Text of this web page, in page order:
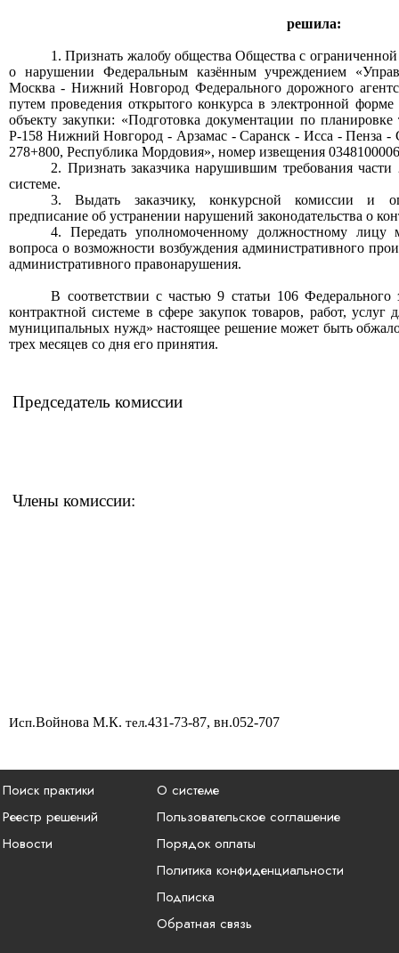
решила:
1. Признать жалобу обществаОбщества с
о нарушении Федеральным казённым учреждением
Москва - Нижний Новгород Федерального дорожного
путем проведения открытого конкурса в электронной
объекту закупки: «Подготовка документации по
Р-158 Нижний Новгород - Арзамас - Саранск - Исса - Пенза -
278+800, Республика Мордовия», номер извещения
2. Признать заказчика нарушившим требования части
системе.
3. Выдать заказчику, конкурсной комиссии и
предписание об устранении нарушений законодательства о
4. Передать уполномоченному должностному лицу
вопроса о возможности возбуждения административного
административного правонарушения.
В соответствии с частью 9 статьи 106
контрактной системе в сфере закупок товаров, работ, услуг
муниципальных нужд» настоящее решение может быть
трех месяцев со дня его принятия.
Председатель комиссии
Члены комиссии:
Исп.Войнова М.К. тел.431-73-87, вн.052-707
Поиск практики
Реестр решений
Новости
О системе
Пользовательское соглашение
Порядок оплаты
Политика конфиденциальности
Подписка
Обратная связь